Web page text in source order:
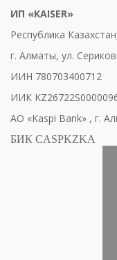
ИП «KAISER»
Республика
г. Алматы, ул.
ИИН 780703400712
ИИК
АО «Kaspi Bank» , г.
БИК CASPKZKA